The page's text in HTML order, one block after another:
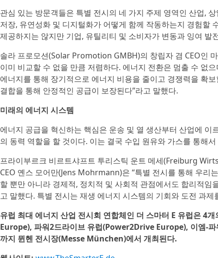
관심 있는 방문객들은 특별 전시의 네 가지 주제 영역인 산업,
저장, 유연성화 및 디지털화가 어떻게 함께 작동하는지 경험할
제공하지는 않지만 기업, 유틸리티 및 소비자가 변동과 잉여
솔라 프로모션(Solar Promotion GMBH)의 창립자 겸 CEO인
이미 비교할 수 없을 만큼 저렴하다. 에너지 전환은 멈출 수 없
에너지를 통해 장기적으로 에너지 비용을 줄이고 경쟁력을 확
결합을 통해 안정적인 공급이 보장된다”라고 말했다.
미래의 에너지 시스템
에너지 공급을 혁신하는 핵심은 운송 및 열 생산부터 산업에
의 동력 역할을 할 것이다. 이는 결국 수입 원유와 가스를 통해
프라이부르크 비르트샤프트 투리스틱 운트 메세(Freiburg
CEO 옌스 모어만(Jens Mohrmann)은 “특별 전시를 통해 우리
할 뿐만 아니라 경제적, 정치적 및 사회적 관점에서도 합리적
고 말했다. 특별 전시는 재생 에너지 시스템의 기회와 도전 과
유럽 최대 에너지 산업 전시회 연합체인 더 스마터 E 유럽은
Europe), 파워2드라이브 유럽(Power2Drive Europe), 이엠-
까지 뮌헨 전시장(Messe München)에서 개최된다.